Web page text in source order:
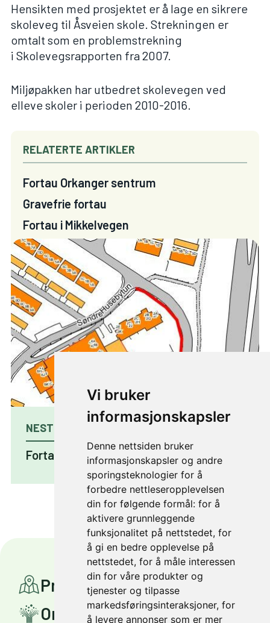
Vi bruker
informasjonskapsler
Denne nettsiden bruker
informasjonskapsler og andre
sporingsteknologier for å
forbedre nettleseropplevelsen
din for følgende formål: for å
aktivere grunnleggende
funksjonalitet på nettstedet, for
å gi en bedre opplevelse på
nettstedet, for å måle interessen
din for våre produkter og
tjenester og tilpasse
markedsføringsinteraksjoner, for
å levere annonser som er mer
Hensikten med prosjektet er å lage en sikrere
skoleveg til Åsveien skole. Strekningen er
omtalt som en problemstrekning
i Skolevegsrapporten fra 2007.
Miljøpakken har utbedret skolevegen ved
elleve skoler i perioden 2010-2016.
RELATERTE ARTIKLER
Fortau Orkanger sentrum
Gravefrie fortau
Fortau i Mikkelvegen
NESTE PROSJEKT
Fortau Husebyvegen
Prosjekter
Om Miljøpakken